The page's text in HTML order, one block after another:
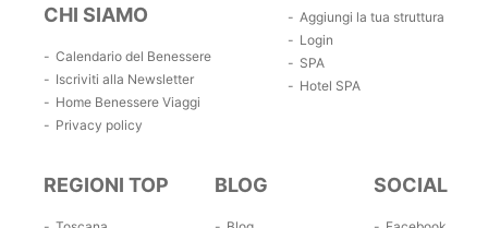
CHI SIAMO
Calendario del Benessere
Iscriviti alla Newsletter
Home Benessere Viaggi
Privacy policy
Aggiungi la tua struttura
Login
SPA
Hotel SPA
REGIONI TOP BLOG SOCIAL